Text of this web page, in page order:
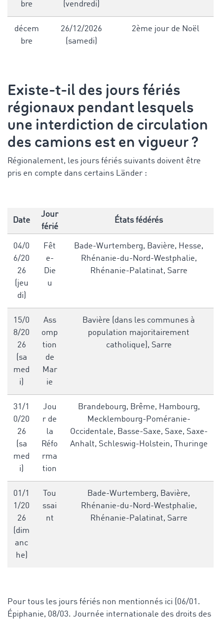
bre (vendredi)
décem
bre
26/12/2026
(samedi)
2ème jour de Noël
Existe-t-il des jours fériés
régionaux pendant lesquels
une interdiction de circulation
des camions est en vigueur ?
Régionalement, les jours fériés suivants doivent être
pris en compte dans certains Länder :
Date
Jour
férié
États fédérés
04/0
6/20
26
(jeu
di)
Fêt
e-
Die
u
Bade-Wurtemberg, Bavière, Hesse,
Rhénanie-du-Nord-Westphalie,
Rhénanie-Palatinat, Sarre
15/0
8/20
26
(sa
med
i)
Ass
omp
tion
de
Mar
ie
Bavière (dans les communes à
population majoritairement
catholique), Sarre
31/1
0/20
26
(sa
med
i)
Jou
r de
la
Réfo
rma
tion
Brandebourg, Brême, Hambourg,
Mecklembourg-Poméranie-
Occidentale, Basse-Saxe, Saxe, Saxe-
Anhalt, Schleswig-Holstein, Thuringe
01/1
1/20
26
(dim
anc
he)
Tou
ssai
nt
Bade-Wurtemberg, Bavière,
Rhénanie-du-Nord-Westphalie,
Rhénanie-Palatinat, Sarre
Pour tous les jours fériés non mentionnés ici (06/01.
Épiphanie, 08/03. Journée internationale des droits des